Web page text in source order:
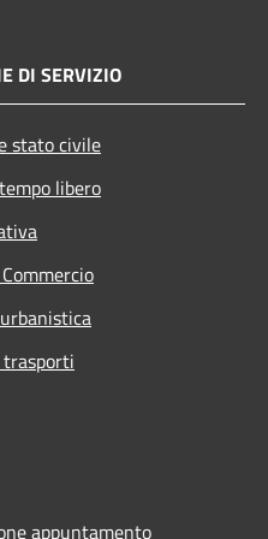
DI SERVIZIO
stato civile
libero
appuntamento